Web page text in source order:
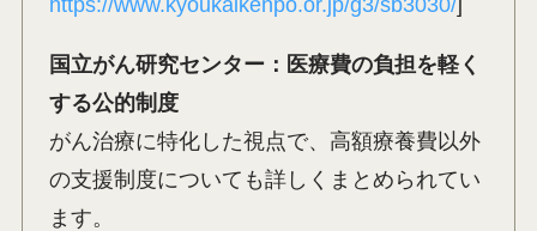
国立がん研究センター：医療費の負担を軽く
する公的制度
がん治療に特化した視点で、高額療養費以外
の支援制度についても詳しくまとめられてい
ます。